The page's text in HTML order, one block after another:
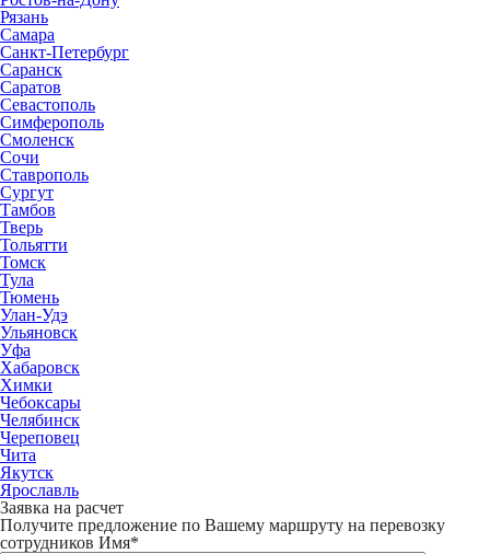
Рязань
Самара
Санкт-Петербург
Саранск
Саратов
Севастополь
Симферополь
Смоленск
Сочи
Ставрополь
Сургут
Тамбов
Тверь
Тольятти
Томск
Тула
Тюмень
Улан-Удэ
Ульяновск
Уфа
Хабаровск
Химки
Чебоксары
Челябинск
Череповец
Чита
Якутск
Ярославль
Заявка на расчет
Получите предложение по Вашему маршруту на перевозку
сотрудников Имя*